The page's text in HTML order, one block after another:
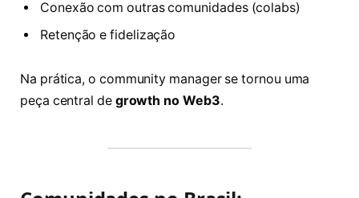
Conexão com outras comunidades (colabs)
Retenção e fidelização
Na prática, o community manager se tornou uma
peça central de growth no Web3.